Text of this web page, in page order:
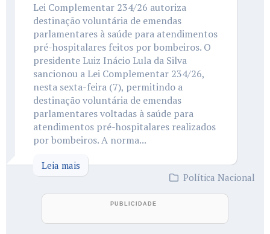
Lei Complementar 234/26 autoriza
destinação voluntária de emendas
parlamentares à saúde para atendimentos
pré-hospitalares feitos por bombeiros. O
presidente Luiz Inácio Lula da Silva
sancionou a Lei Complementar 234/26,
nesta sexta-feira (7), permitindo a
destinação voluntária de emendas
parlamentares voltadas à saúde para
atendimentos pré-hospitalares realizados
por bombeiros. A norma...
Leia mais
Política Nacional